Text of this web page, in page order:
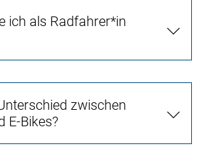
ich als Radfahrer*in
zwischen
E-Bikes?